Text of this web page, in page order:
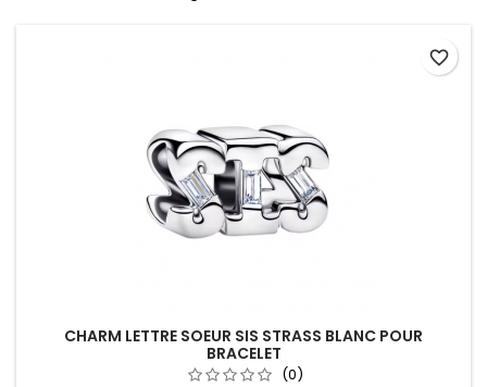
CHARM LETTRE SOEUR SIS STRASS BLANC POUR
BRACELET
(0)
favorite_border